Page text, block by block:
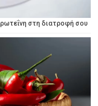
στη διατροφή σου